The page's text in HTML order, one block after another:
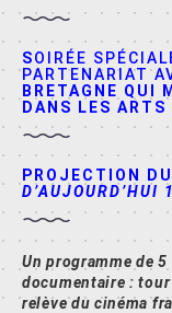
SOIRÉE
PARTENARIAT
BRETAGNE QUI
DANS LES
PROJECTION
D’AUJOURD’HUI 1
Un programme de
documentaire :
relève du cinéma